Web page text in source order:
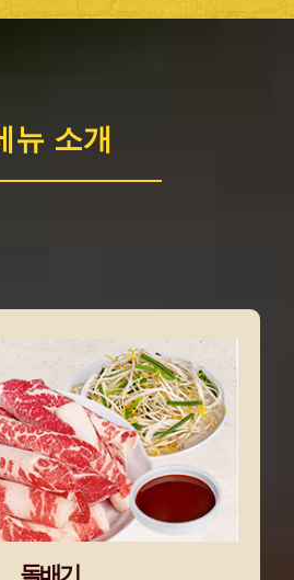
뉴 소개
돌배기
돌배기
스를 더해 맛이 더욱 풍부해
주와 함께 곁들여 드시면 다
즐길 수 있어요!